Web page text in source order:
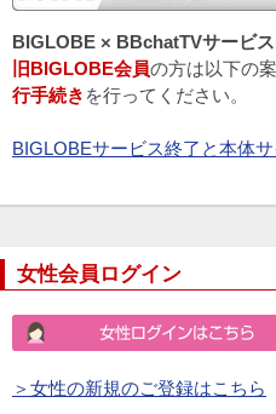
BIGLOBE × BBchatTVサービス
旧BIGLOBE会員の方は以下の
行手続き を行ってください。
BIGLOBEサービス終了と本体
女性会員ログイン
＞女性の新規のご登録はこちら